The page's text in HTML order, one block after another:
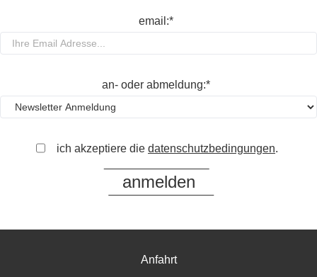
email:*
an- oder abmeldung:*
ich akzeptiere die datenschutzbedingungen.
Anfahrt